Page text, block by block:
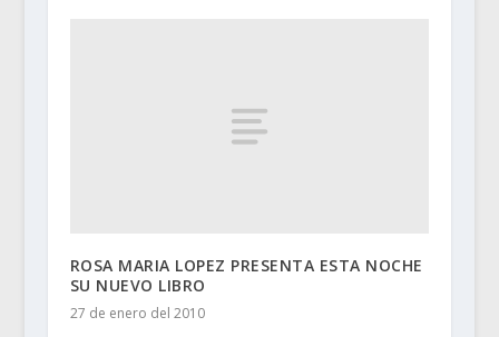
ROSA MARIA LOPEZ PRESENTA ESTA NOCHE
SU NUEVO LIBRO
27 de enero del 2010